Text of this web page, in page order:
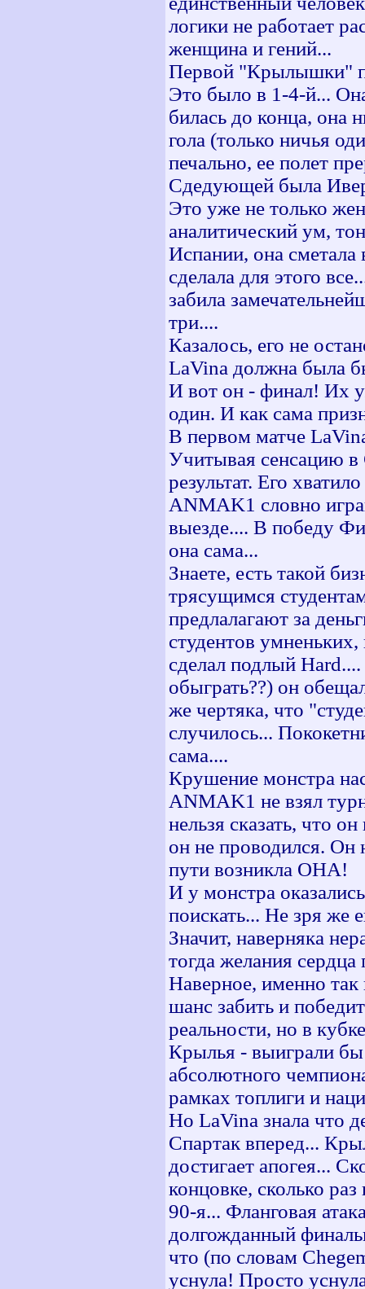
логики не работает
женщина и гений...
Первой "Крылышки"
Это было в 1-4-й...
билась до конца, она
гола (только ничья
печально, ее полет
Сдедующей была
Это уже не только
аналитический ум,
Испании, она
сделала для этого
забила
три....
Казалось, его не
LaVina должна была
И вот он - финал! Их
один. И как сама
В первом матче
Учитывая сенсацию в
результат. Его
ANMAK1 словно
выезде.... В победу
она сама...
Знаете, есть такой
трясущимся
предлалагают за
студентов
сделал подлый
обыграть??) он
же чертяка, что
случилось...
сама....
Крушение монстра
ANMAK1 не взял
нельзя сказать, что
он не проводился. Он
пути возникла ОНА!
И у монстра
поискать... Не зря же
Значит, наверняка
тогда желания
Наверное, именно
шанс забить и
реальности, но в
Крылья - выиграли
абсолютного
рамках топлиги и
Но LaVina знала что
Спартак вперед...
достигает апогея...
концовке, сколько
90-я... Фланговая
долгожданный
что (по словам
уснула! Просто